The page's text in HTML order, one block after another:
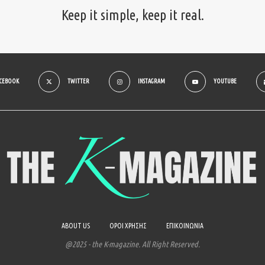
Keep it simple, keep it real.
TWITTER INSTAGRAM YOUTUBE
ABOUT US ΟΡΟΙ ΧΡΗΣΗΣ ΕΠΙΚΟΙΝΩΝΙΑ
@2025 - the K-magazine. All Right Reserved.